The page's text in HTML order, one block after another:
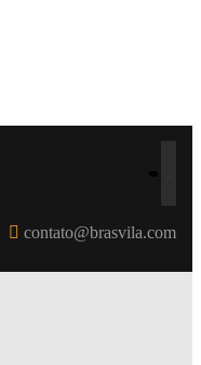
contato@brasvila.com